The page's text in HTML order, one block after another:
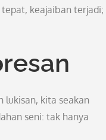
keajaiban terjadi;
lukisan, kita seakan
seni: tak hanya